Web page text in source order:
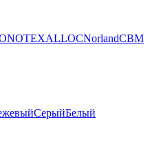
ALLOCNorlandCBM
СерыйБелый